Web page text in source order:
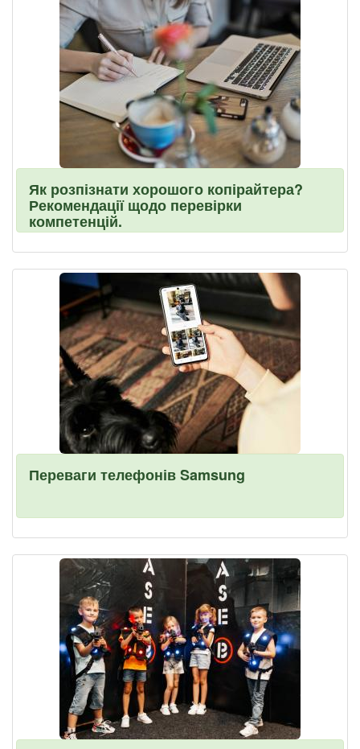
Як розпізнати хорошого копірайтера?
Рекомендації щодо перевірки
компетенцій.
Переваги телефонів Samsung